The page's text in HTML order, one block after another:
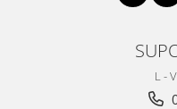
L -